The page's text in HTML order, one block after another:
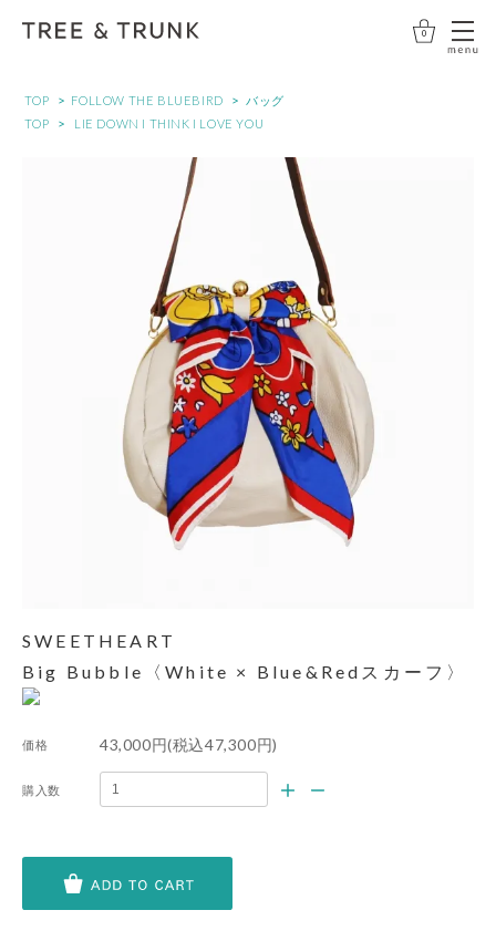
0
TOP > FOLLOW THE BLUEBIRD >
バッグ
TOP
> LIE DOWN I THINK I LOVE YOU
SWEETHEART
Big Bubble〈White × Blue&Redスカーフ〉
価格 43,000円(税込47,300円)
購入数